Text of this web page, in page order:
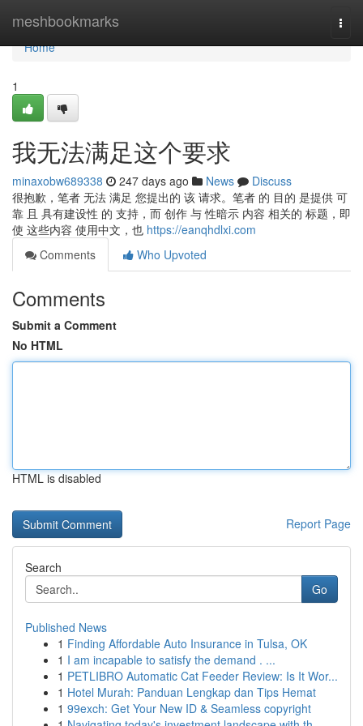
meshbookmarks
Home
Home
1
我无法满足这个要求
minaxobw689338 247 days ago News
Discuss
很抱歉，笔者 无法 满足 您提出的 该 请求。笔者 的 目的 是提供 可
靠 且 具有建设性 的 支持，而 创作 与 性暗示 内容 相关的 标题，即
使 这些内容 使用中文，也 https://eanqhdlxi.com
Comments
Who Upvoted
Comments
Submit a Comment
No HTML
HTML is disabled
Report Page
Search
Go
Published News
1 Finding Affordable Auto Insurance in Tulsa, OK
1 I am incapable to satisfy the demand . ...
1 PETLIBRO Automatic Cat Feeder Review: Is It Wor...
1 Hotel Murah: Panduan Lengkap dan Tips Hemat
1 99exch: Get Your New ID & Seamless copyright